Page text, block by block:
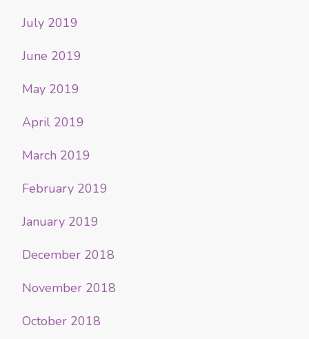
July 2019
June 2019
May 2019
April 2019
March 2019
February 2019
January 2019
December 2018
November 2018
October 2018